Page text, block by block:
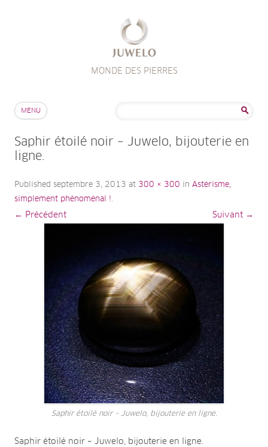
MONDE DES PIERRES
MENU
Saphir étoilé noir – Juwelo, bijouterie en
ligne.
Published septembre 3, 2013 at 300 × 300 in Astérisme,
simplement phénoménal !.
← Précédent Suivant →
Saphir étoilé noir – Juwelo, bijouterie en ligne.
Saphir étoilé noir – Juwelo, bijouterie en ligne.